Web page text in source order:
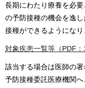
長期にわたり療養を必
の予防接種の機会を逸
接種ができるようになり
対象疾患一覧等（PDF：
該当する場合は医師の
予防接種委託医療機関へ